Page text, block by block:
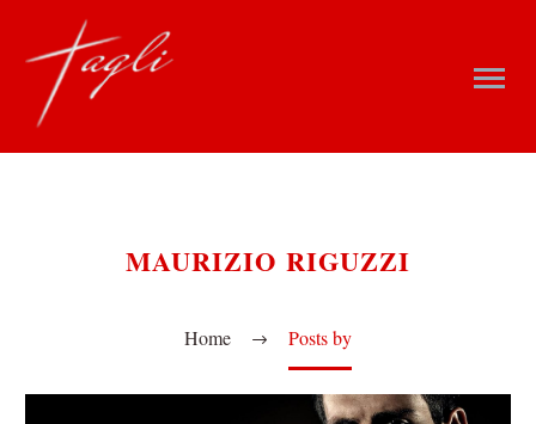
MAURIZIO RIGUZZI
Home Posts by